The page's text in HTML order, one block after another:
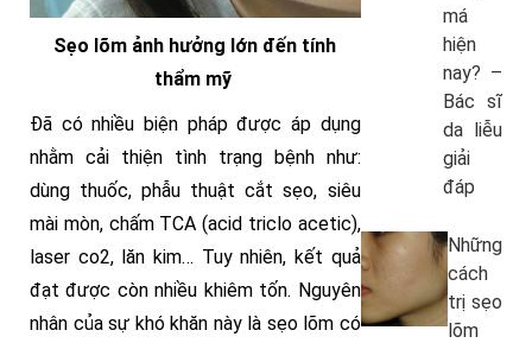
Sẹo lõm ảnh hưởng lớn đến tính
thẩm mỹ
Đã có nhiều biện pháp được áp dụng
nhằm cải thiện tình trạng bệnh như:
dùng thuốc, phẫu thuật cắt sẹo, siêu
mài mòn, chấm TCA (acid triclo acetic),
laser co2, lăn kim… Tuy nhiên, kết quả
đạt được còn nhiều khiêm tốn. Nguyên
nhân của sự khó khăn này là sẹo lõm có
má
hiện
nay? –
Bác sĩ
da liễu
giải
đáp
Những
cách
trị sẹo
lõm